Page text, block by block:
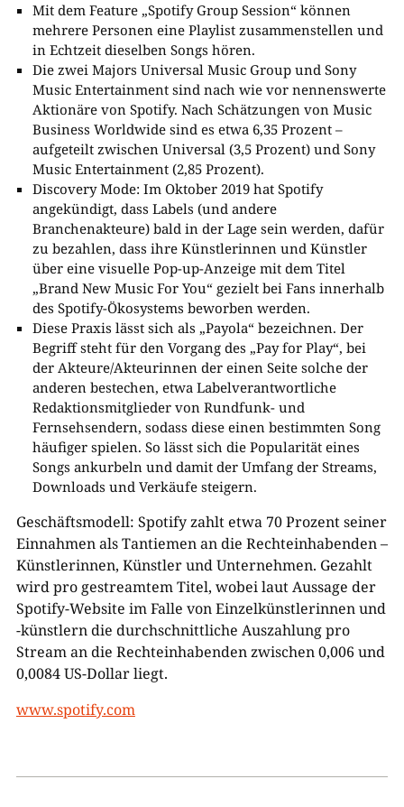
Mit dem Feature „Spotify Group Session“ können
mehrere Personen eine Playlist zusammenstellen und
in Echtzeit dieselben Songs hören.
Die zwei Majors Universal Music Group und Sony
Music Entertainment sind nach wie vor nennenswerte
Aktionäre von Spotify. Nach Schätzungen von Music
Business Worldwide sind es etwa 6,35 Prozent –
aufgeteilt zwischen Universal (3,5 Prozent) und Sony
Music Entertainment (2,85 Prozent).
Discovery Mode: Im Oktober 2019 hat Spotify
angekündigt, dass Labels (und andere
Branchenakteure) bald in der Lage sein werden, dafür
zu bezahlen, dass ihre Künstlerinnen und Künstler
über eine visuelle Pop-up-Anzeige mit dem Titel
„Brand New Music For You“ gezielt bei Fans innerhalb
des Spotify-Ökosystems beworben werden.
Diese Praxis lässt sich als „Payola“ bezeichnen. Der
Begriff steht für den Vorgang des „Pay for Play“, bei
der Akteure/Akteurinnen der einen Seite solche der
anderen bestechen, etwa Labelverantwortliche
Redaktionsmitglieder von Rundfunk- und
Fernsehsendern, sodass diese einen bestimmten Song
häufiger spielen. So lässt sich die Popularität eines
Songs ankurbeln und damit der Umfang der Streams,
Downloads und Verkäufe steigern.
Geschäftsmodell: Spotify zahlt etwa 70 Prozent seiner
Einnahmen als Tantiemen an die Rechteinhabenden –
Künstlerinnen, Künstler und Unternehmen. Gezahlt
wird pro gestreamtem Titel, wobei laut Aussage der
Spotify-Website im Falle von Einzelkünstlerinnen und
-künstlern die durchschnittliche Auszahlung pro
Stream an die Rechteinhabenden zwischen 0,006 und
0,0084 US-Dollar liegt.
www.spotify.com